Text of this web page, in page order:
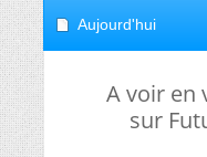
Aujourd'hui
A voir en
sur